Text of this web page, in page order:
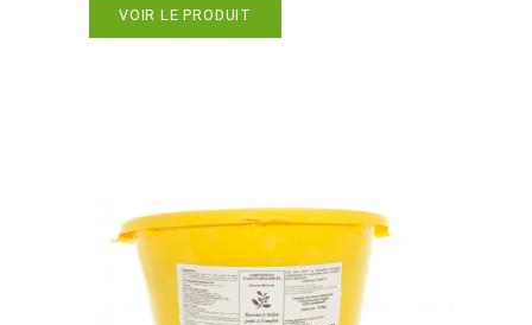
VOIR LE PRODUIT